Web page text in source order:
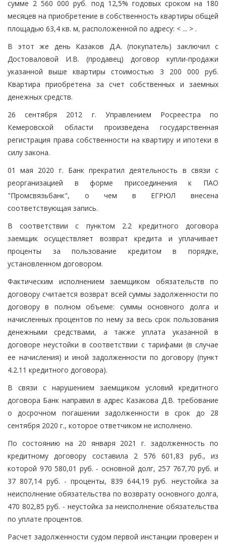
сумме 2 560 000 руб. под 12,5% годовых сроком на 180
месяцев на приобретение в собственность квартиры общей
площадью 63,4 кв. м, расположенной по адресу: < ... > .
В этот же день Казаков Д.А. (покупатель) заключил с
Достоваловой И.В. (продавец) договор купли-продажи
указанной выше квартиры стоимостью 3 200 000 руб.
Квартира приобретена за счет собственных и заемных
денежных средств.
26 сентября 2012 г. Управлением Росреестра по
Кемеровской области произведена государственная
регистрация права собственности на квартиру и ипотеки в
силу закона.
01 мая 2020 г. Банк прекратил деятельность в связи с
реорганизацией в форме присоединения к ПАО
"Промсвязьбанк", о чем в ЕГРЮЛ внесена
соответствующая запись.
В соответствии с пунктом 2.2 кредитного договора
заемщик осуществляет возврат кредита и уплачивает
проценты за пользование кредитом в порядке,
установленном договором.
Фактическим исполнением заемщиком обязательств по
договору считается возврат всей суммы задолженности по
договору в полном объеме: суммы основного долга и
начисленных процентов по нему за весь срок пользования
денежными средствами, а также уплата указанной в
договоре неустойки в соответствии с тарифами (в случае
ее начисления) и иной задолженности по договору (пункт
4.2.11 кредитного договора).
В связи с нарушением заемщиком условий кредитного
договора Банк направил в адрес Казакова Д.В. требование
о досрочном погашении задолженности в срок до 28
сентября 2020 г., которое ответчиком не исполнено.
По состоянию на 20 января 2021 г. задолженность по
кредитному договору составила 2 576 601,83 руб., из
которой 970 580,01 руб. - основной долг, 257 767,70 руб. и
37 807,14 руб. - проценты, 839 644,19 руб. неустойка за
неисполнение обязательства по возврату основного долга,
470 802,85 руб. - неустойка за неисполнение обязательства
по уплате процентов.
Расчет задолженности судом первой инстанции проверен и